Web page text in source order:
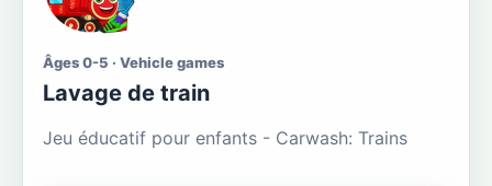
Âges 0-5 · Vehicle games
Lavage de train
Jeu éducatif pour enfants - Carwash: Trains